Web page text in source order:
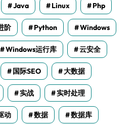
Java Linux Php
阶 Python Windows
Windows运行库 云安全
国际SEO 大数据
实战 实时处理
动 数据 数据库